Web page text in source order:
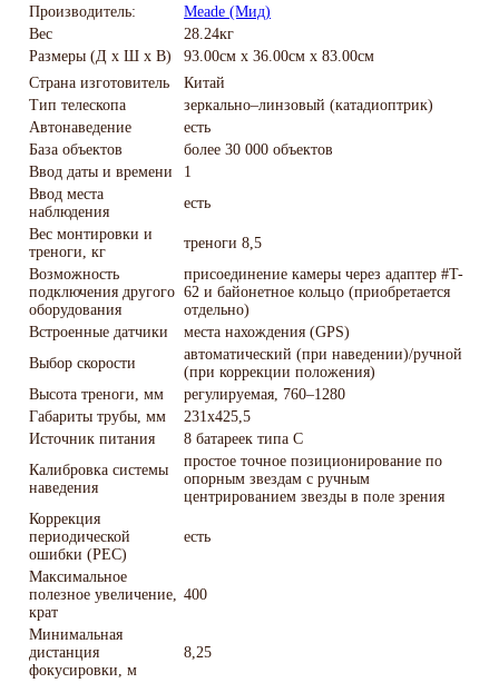
Производитель:
Meade (Мид)
Вес
28.24кг
Размеры (Д х Ш х В)
93.00см x 36.00см x 83.00см
Страна изготовитель
Китай
Тип телескопа
зеркально–линзовый (катадиоптрик)
Автонаведение
есть
База объектов
более 30 000 объектов
Ввод даты и времени
1
Ввод места
наблюдения
есть
Вес монтировки и
треноги, кг
треноги 8,5
Возможность
подключения другого
оборудования
присоединение камеры через адаптер #T-
62 и байонетное кольцо (приобретается
отдельно)
Встроенные датчики
места нахождения (GPS)
Выбор скорости
автоматический (при наведении)/ручной
(при коррекции положения)
Высота треноги, мм
регулируемая, 760–1280
Габариты трубы, мм
231х425,5
Источник питания
8 батареек типа C
Калибровка системы
наведения
простое точное позиционирование по
опорным звездам с ручным
центрированием звезды в поле зрения
Коррекция
периодической
ошибки (PEC)
есть
Максимальное
полезное увеличение,
крат
400
Минимальная
дистанция
фокусировки, м
8,25